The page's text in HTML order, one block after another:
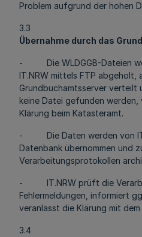
Problem aufgrund der hohen
3.3
Übernahme durch das
- Die WLDGGB-Dateien
IT.NRW mittels FTP abgeholt,
Grundbuchamtsserver verteilt
keine Datei gefunden werden,
Klärung beim Katasteramt.
- Die Daten werden von
Datenbank übernommen und
Verarbeitungsprotokollen
- IT.NRW prüft die
Fehlermeldungen, informiert
veranlasst die Klärung mit
3.4